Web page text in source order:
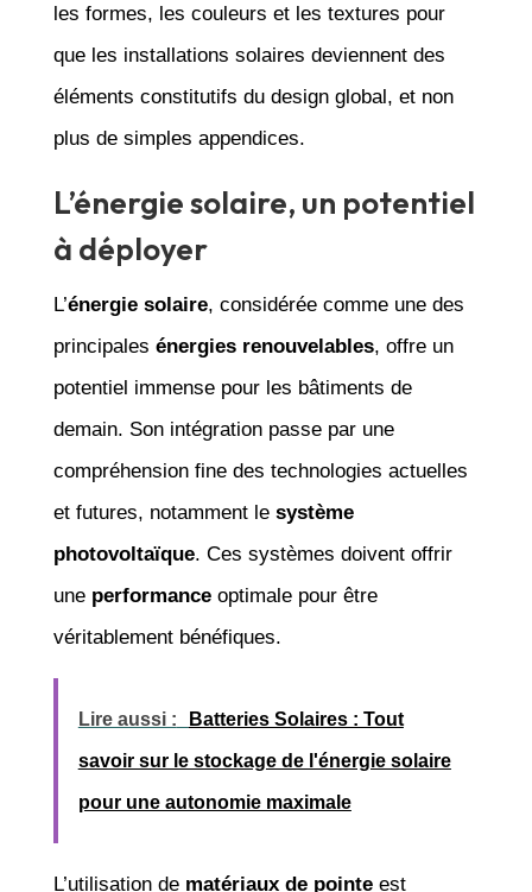
les formes, les couleurs et les textures pour
que les installations solaires deviennent des
éléments constitutifs du design global, et non
plus de simples appendices.
L’énergie solaire, un potentiel
à déployer
L’énergie solaire, considérée comme une des
principales énergies renouvelables, offre un
potentiel immense pour les bâtiments de
demain. Son intégration passe par une
compréhension fine des technologies actuelles
et futures, notamment le système
photovoltaïque. Ces systèmes doivent offrir
une performanceoptimale pour être
véritablement bénéfiques.
Lire aussi : Batteries Solaires : Tout
savoir sur le stockage de l'énergie solaire
pour une autonomie maximale
L’utilisation de matériaux de pointeest